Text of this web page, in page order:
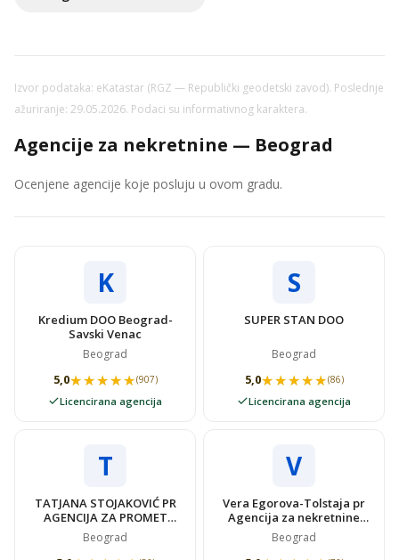
Izvor podataka: eKatastar (RGZ — Republički geodetski zavod). Poslednje
ažuriranje: 29.05.2026. Podaci su informativnog karaktera.
Agencije za nekretnine — Beograd
Ocenjene agencije koje posluju u ovom gradu.
K
Kredium DOO Beograd-
Savski Venac
Beograd
5,0★★★★★
★★★★★(907)
Licencirana agencija
S
SUPER STAN DOO
Beograd
5,0★★★★★
★★★★★(86)
Licencirana agencija
T
TATJANA STOJAKOVIĆ PR
AGENCIJA ZA PROMET
NEKRETNINAMA SUPER
STAN
Beograd
V
Vera Egorova-Tolstaja pr
Agencija za nekretnine
VIDOVSTAN
Beograd